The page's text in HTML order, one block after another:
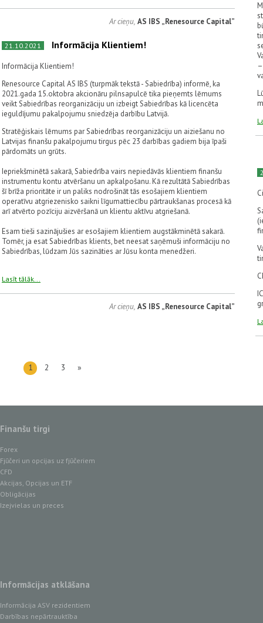
Ar cieņu, AS IBS „Renesource Capital”
21.10.2021 Informācija Klientiem!
Informācija Klientiem!
Renesource Capital AS IBS (turpmāk tekstā - Sabiedrība) informē, ka
2021.gada 15.oktobra akcionāru pilnsapulcē tika pieņemts lēmums
veikt Sabiedrības reorganizāciju un izbeigt Sabiedrības kā licencēta
ieguldījumu pakalpojumu sniedzēja darbību Latvijā.
Stratēģiskais lēmums par Sabiedrības reorganizāciju un aiziešanu no
Latvijas finanšu pakalpojumu tirgus pēc 23 darbības gadiem bija īpaši
pārdomāts un grūts.
Iepriekšminētā sakarā, Sabiedrība vairs nepiedāvās klientiem finanšu
instrumentu kontu atvēršanu un apkalpošanu. Kā rezultātā Sabiedrības
šī brīža prioritāte ir un paliks nodrošināt tās esošajiem klientiem
operatīvu atgriezenisko saikni līgumattiecību pārtraukšanas procesā kā
arī atvērto pozīciju aizvēršanā un klientu aktīvu atgriešanā.
Esam tieši sazinājušies ar esošajiem klientiem augstākminētā sakarā.
Tomēr, ja esat Sabiedrības klients, bet neesat saņēmuši informāciju no
Sabiedrības, lūdzam Jūs sazināties ar Jūsu konta menedžeri.
Lasīt tālāk...
Ar cieņu, AS IBS „Renesource Capital”
1 2 3 »
Finanšu tirgi
Forex
Fjūčeri un opcijas uz fjūčeriem
CFD
Akcijas, Opcijas un ETF
Obligācijas
Izejvielas un preces
Informācijas atklāšana
Informācija ASV rezidentiem
Darbības nepārtrauktība